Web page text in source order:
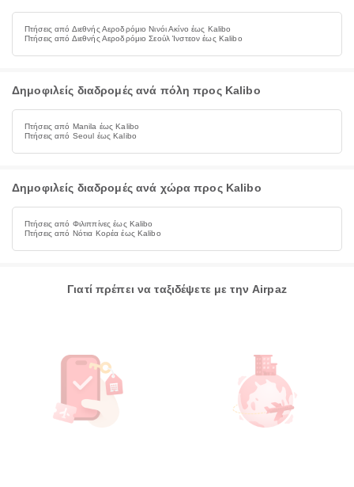
Πτήσεις από Διεθνής Αεροδρόμιο Νινόι Ακίνο έως Kalibo
Πτήσεις από Διεθνής Αεροδρόμιο Σεούλ Ίνστεον έως Kalibo
Δημοφιλείς διαδρομές ανά πόλη προς Kalibo
Πτήσεις από Manila έως Kalibo
Πτήσεις από Seoul έως Kalibo
Δημοφιλείς διαδρομές ανά χώρα προς Kalibo
Πτήσεις από Φιλιππίνες έως Kalibo
Πτήσεις από Νότια Κορέα έως Kalibo
Γιατί πρέπει να ταξιδέψετε με την Airpaz